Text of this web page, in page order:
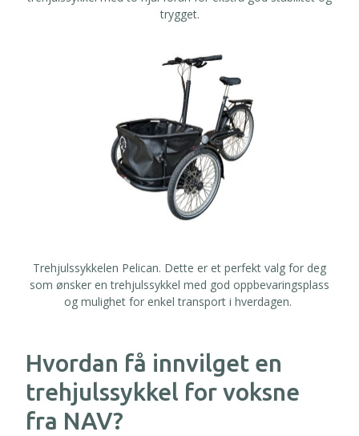
trygget.
Trehjulssykkelen Pelican. Dette er et perfekt valg for deg
som ønsker en trehjulssykkel med god oppbevaringsplass
og mulighet for enkel transport i hverdagen.
Hvordan få innvilget en
trehjulssykkel for voksne
fra NAV?